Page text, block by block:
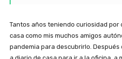
Tantos años teniendo curiosidad por
casa como mis muchos amigos
pandemia para descubrirlo.